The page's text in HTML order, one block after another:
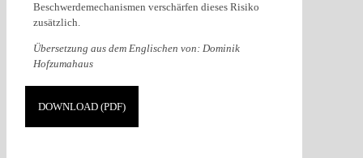
Beschwerdemechanismen verschärfen dieses Risiko
zusätzlich.
Übersetzung aus dem Englischen von: Dominik
Hofzumahaus
DOWNLOAD (PDF)